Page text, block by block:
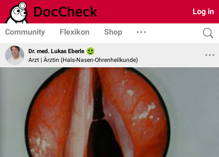
Log in
Community Flexikon Shop
Dr. med. Lukas Eberle
Arzt | Ärztin (Hals-Nasen-Ohrenheilkunde)